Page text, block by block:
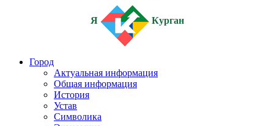
Я Курган
Город
Актуальная информация
Общая информация
История
Устав
Символика